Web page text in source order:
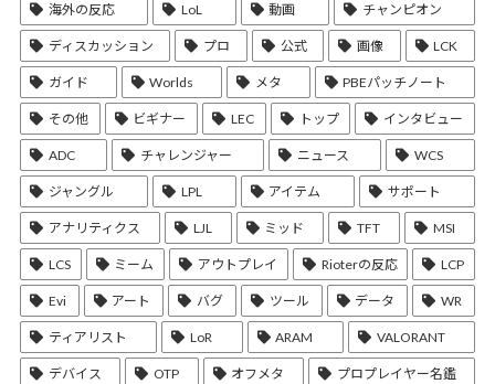
海外の反応 LoL 動画 チャンピオン
ディスカッション プロ 公式 画像 LCK
ガイド Worlds メタ PBEパッチノート
その他 ビギナー LEC トップ インタビュー
ADC チャレンジャー ニュース WCS
ジャングル LPL アイテム サポート
アナリティクス LJL ミッド TFT MSI
LCS ミーム アウトプレイ Rioterの反応 LCP
Evi アート バグ ツール データ WR
ティアリスト LoR ARAM VALORANT
デバイス OTP オフメタ プロプレイヤー名鑑